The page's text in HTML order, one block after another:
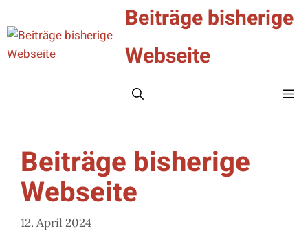
Inhalt
springen
Beiträge bisherige
Webseite
Beiträge bisherige
Webseite
12. April 2024